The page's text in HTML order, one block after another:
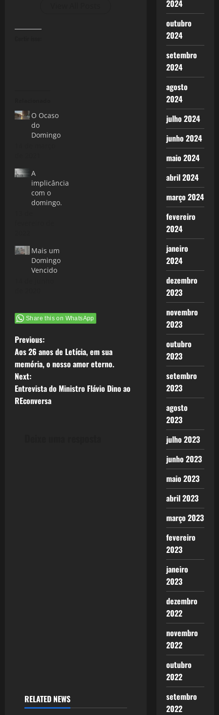
O Ocaso
do
Domingo
A
implicância
com o
domingo.
Mais um
Domingo
Vencido
Share this on WhatsApp
P
o
s
t
Previous:
Aos 26 anos de Letícia, em sua
memória, o nosso amor eterno.
Next:
Entrevista do Ministro Flávio Dino ao
REconversa
RELATED NEWS
2024
outubro
2024
setembro
2024
agosto
2024
julho 2024
junho 2024
maio 2024
abril 2024
março 2024
fevereiro
2024
janeiro
2024
dezembro
2023
novembro
2023
outubro
2023
setembro
2023
agosto
2023
julho 2023
junho 2023
maio 2023
abril 2023
março 2023
fevereiro
2023
janeiro
2023
dezembro
2022
novembro
2022
outubro
2022
setembro
2022